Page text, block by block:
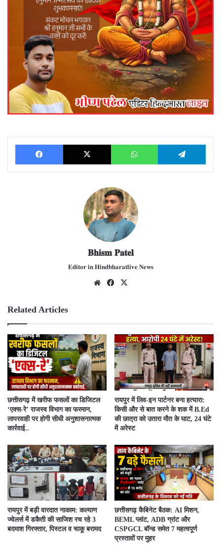
Facebook X WhatsApp
𝐁𝐡𝐢𝐬𝐦 𝐏𝐚𝐭𝐞𝐥
𝐄𝐝𝐢𝐭𝐨𝐫 𝐢𝐧 𝐇𝐢𝐧𝐝𝐛𝐡𝐚𝐫𝐚𝐭𝐥𝐢𝐯𝐞 𝐍𝐞𝐰𝐬
We
Fac
Related Articles
​छत्तीसगढ़ में खरीफ फसलों का डिजिटल
‘एक्स-रे’ राजस्व विभाग का फरमान,
लापरवाही पर होगी सीधी अनुशासनात्मक
कार्रवाई..
रायपुर में लिव-इन पार्टनर बना हत्यारा:
किसी और से बात करने के शक में B.Ed
की छात्रा को उतारा मौत के घाट, 24 घंटे
में अरेस्ट
रायपुर में बड़ी वारदात नाकाम: कल्याण
ज्वेलर्स में डकैती की साजिश रच रहे 3
बदमाश गिरफ्तार, पिस्टल व चाकू बरामद
छत्तीसगढ़ कैबिनेट बैठक: AI मिशन,
BEML प्लांट, ADB ग्रांट और
CSPGCL बॉन्ड समेत 7 महत्वपूर्ण
प्रस्तावों पर मुहर